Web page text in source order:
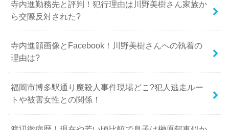
寺内進勤務先と評判！犯行理由は川野美樹さん家族か
ら交際反対された?
寺内進顔画像とFacebook！川野美樹さんへの執着の
理由は?
福岡市博多駅通り魔殺人事件現場どこ?犯人逃走ルー
トや被害女性との関係！